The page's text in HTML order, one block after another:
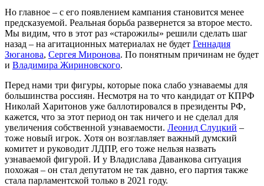
Но главное – с его появлением кампания становится менее
предсказуемой. Реальная борьба развернется за второе место.
Мы видим, что в этот раз «старожилы» решили сделать шаг
назад – на агитационных материалах не будет Геннадия
Зюганова, Сергея Миронова. По понятным причинам не будет
и Владимира Жириновского.
Перед нами три фигуры, которые пока слабо узнаваемы для
большинства россиян. Несмотря на то что кандидат от КПРФ
Николай Харитонов уже баллотировался в президенты РФ,
кажется, что за этот период он так ничего и не сделал для
увеличения собственной узнаваемости. Леонид Слуцкий –
тоже новый игрок. Хотя он возглавляет важный думский
комитет и руководит ЛДПР, его тоже нельзя назвать
узнаваемой фигурой. И у Владислава Даванкова ситуация
похожая – он стал депутатом не так давно, его партия также
стала парламентской только в 2021 году.